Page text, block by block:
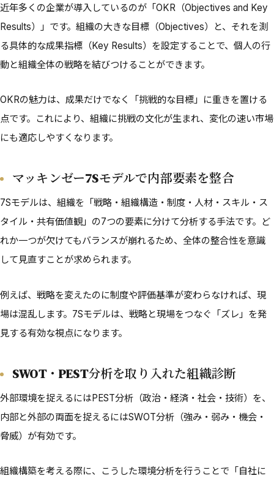
近年多くの企業が導入しているのが「OKR（Objectives and Key
Results）」です。組織の大きな目標（Objectives）と、それを測
る具体的な成果指標（Key Results）を設定することで、個人の行
動と組織全体の戦略を結びつけることができます。
OKRの魅力は、成果だけでなく「挑戦的な目標」に重きを置ける
点です。これにより、組織に挑戦の文化が生まれ、変化の速い市場
にも適応しやすくなります。
マッキンゼー7Sモデルで内部要素を整合
7Sモデルは、組織を「戦略・組織構造・制度・人材・スキル・ス
タイル・共有価値観」の7つの要素に分けて分析する手法です。ど
れか一つが欠けてもバランスが崩れるため、全体の整合性を意識
して見直すことが求められます。
例えば、戦略を変えたのに制度や評価基準が変わらなければ、現
場は混乱します。7Sモデルは、戦略と現場をつなぐ「ズレ」を発
見する有効な視点になります。
SWOT・PEST分析を取り入れた組織診断
外部環境を捉えるにはPEST分析（政治・経済・社会・技術）を、
内部と外部の両面を捉えるにはSWOT分析（強み・弱み・機会・
脅威）が有効です。
組織構築を考える際に、こうした環境分析を行うことで「自社に